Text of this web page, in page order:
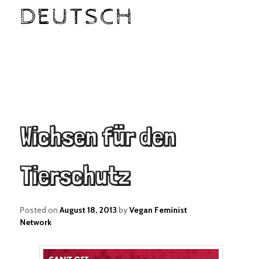
DEUTSCH
Wichsen für den
Tierschutz
Posted onAugust 18, 2013 byVegan Feminist
Network